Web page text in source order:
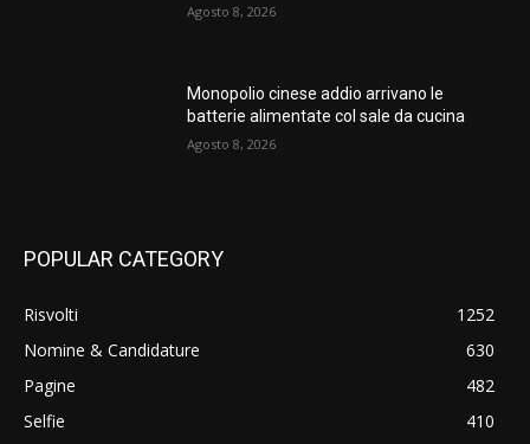
Agosto 8, 2026
Monopolio cinese addio arrivano le
batterie alimentate col sale da cucina
Agosto 8, 2026
POPULAR CATEGORY
Risvolti
1252
Nomine & Candidature
630
Pagine
482
Selfie
410